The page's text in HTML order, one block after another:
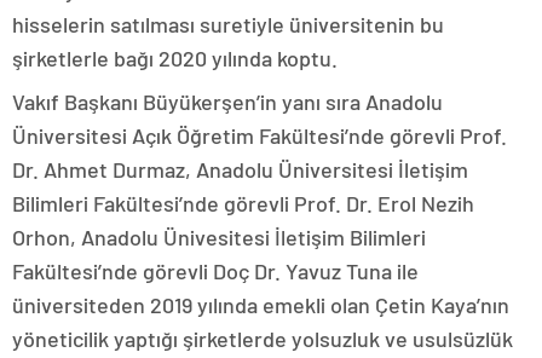
hisselerin satılması suretiyle üniversitenin bu
şirketlerle bağı 2020 yılında koptu.
Vakıf Başkanı Büyükerşen’in yanı sıra Anadolu
Üniversitesi Açık Öğretim Fakültesi’nde görevli Prof.
Dr. Ahmet Durmaz, Anadolu Üniversitesi İletişim
Bilimleri Fakültesi’nde görevli Prof. Dr. Erol Nezih
Orhon, Anadolu Ünivesitesi İletişim Bilimleri
Fakültesi’nde görevli Doç Dr. Yavuz Tuna ile
üniversiteden 2019 yılında emekli olan Çetin Kaya’nın
yöneticilik yaptığı şirketlerde yolsuzluk ve usulsüzlük